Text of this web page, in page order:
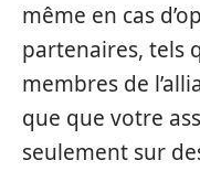
même en cas
partenaires, tels
membres de
que que votre
seulement sur